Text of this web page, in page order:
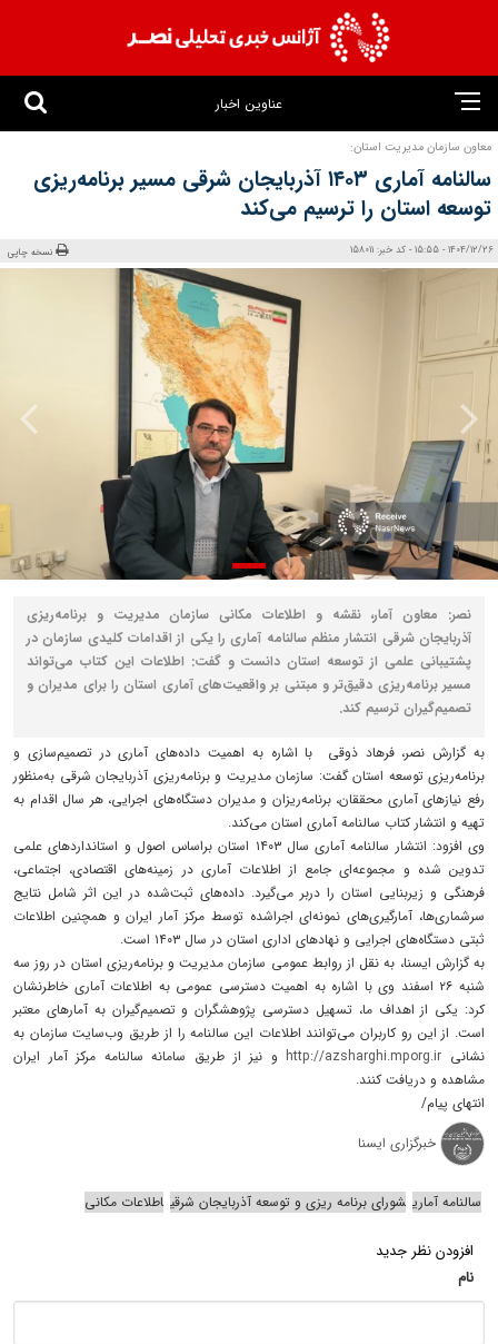
عناوین اخبار
معاون سازمان مدیریت استان:
سالنامه آماری ۱۴۰۳ آذربایجان شرقی مسیر برنامه‌ریزی
توسعه استان را ترسیم می‌کند
1404/12/26 - 15:55 - کد خبر: 158011 نسخه چاپی
نصر: معاون آمار، نقشه و اطلاعات مکانی سازمان مدیریت و برنامه‌ریزی
آذربایجان شرقی انتشار منظم سالنامه آماری را یکی از اقدامات کلیدی سازمان در
پشتیبانی علمی از توسعه استان دانست و گفت: اطلاعات این کتاب می‌تواند
مسیر برنامه‌ریزی دقیق‌تر و مبتنی بر واقعیت‌های آماری استان را برای مدیران و
تصمیم‌گیران ترسیم کند.
به گزارش نصر، فرهاد ذوقی با اشاره به اهمیت داده‌های آماری در تصمیم‌سازی و
برنامه‌ریزی توسعه استان گفت: سازمان مدیریت و برنامه‌ریزی آذربایجان شرقی به‌منظور
رفع نیازهای آماری محققان، برنامه‌ریزان و مدیران دستگاه‌های اجرایی، هر سال اقدام به
تهیه و انتشار کتاب سالنامه آماری استان می‌کند.
وی افزود: انتشار سالنامه آماری سال ۱۴۰۳ استان براساس اصول و استانداردهای علمی
تدوین شده و مجموعه‌ای جامع از اطلاعات آماری در زمینه‌های اقتصادی، اجتماعی،
فرهنگی و زیربنایی استان را دربر می‌گیرد. داده‌های ثبت‌شده در این اثر شامل نتایج
سرشماری‌ها، آمارگیری‌های نمونه‌ای اجراشده توسط مرکز آمار ایران و همچنین اطلاعات
ثبتی دستگاه‌های اجرایی و نهادهای اداری استان در سال ۱۴۰۳ است.
به گزارش ایسنا، به نقل از روابط عمومی سازمان مدیریت و برنامه‌ریزی استان در روز سه
شنبه ۲۶ اسفند وی با اشاره به اهمیت دسترسی عمومی به اطلاعات آماری خاطرنشان
کرد: یکی از اهداف ما، تسهیل دسترسی پژوهشگران و تصمیم‌گیران به آمارهای معتبر
است. از این رو کاربران می‌توانند اطلاعات این سالنامه را از طریق وب‌سایت سازمان به
نشانی http://azsharghi.mporg.ir و نیز از طریق سامانه سالنامه مرکز آمار ایران
مشاهده و دریافت کنند.
انتهای پیام/
خبرگزاری ایسنا
سالنامه آماری شورای برنامه ریزی و توسعه آذربایجان شرقی اطلاعات مکانی
افزودن نظر جدید
نام